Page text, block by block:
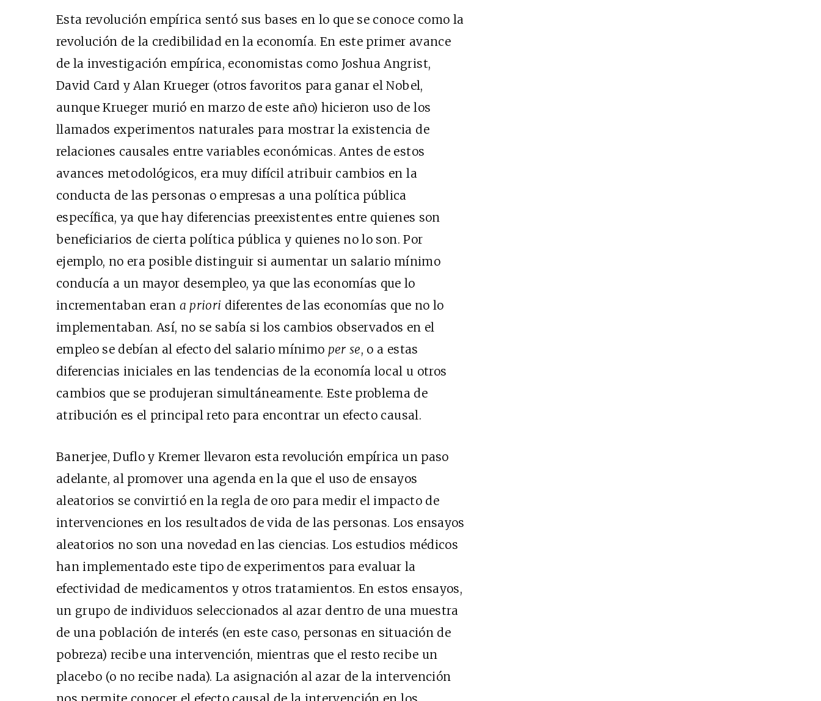
Esta revolución empírica sentó sus bases en lo que se conoce como la
revolución de la credibilidad en la economía. En este primer avance
de la investigación empírica, economistas como Joshua Angrist,
David Card y Alan Krueger (otros favoritos para ganar el Nobel,
aunque Krueger murió en marzo de este año) hicieron uso de los
llamados experimentos naturales para mostrar la existencia de
relaciones causales entre variables económicas. Antes de estos
avances metodológicos, era muy difícil atribuir cambios en la
conducta de las personas o empresas a una política pública
específica, ya que hay diferencias preexistentes entre quienes son
beneficiarios de cierta política pública y quienes no lo son. Por
ejemplo, no era posible distinguir si aumentar un salario mínimo
conducía a un mayor desempleo, ya que las economías que lo
incrementaban eran a priori diferentes de las economías que no lo
implementaban. Así, no se sabía si los cambios observados en el
empleo se debían al efecto del salario mínimo per se, o a estas
diferencias iniciales en las tendencias de la economía local u otros
cambios que se produjeran simultáneamente. Este problema de
atribución es el principal reto para encontrar un efecto causal.
Banerjee, Duflo y Kremer llevaron esta revolución empírica un paso
adelante, al promover una agenda en la que el uso de ensayos
aleatorios se convirtió en la regla de oro para medir el impacto de
intervenciones en los resultados de vida de las personas. Los ensayos
aleatorios no son una novedad en las ciencias. Los estudios médicos
han implementado este tipo de experimentos para evaluar la
efectividad de medicamentos y otros tratamientos. En estos ensayos,
un grupo de individuos seleccionados al azar dentro de una muestra
de una población de interés (en este caso, personas en situación de
pobreza) recibe una intervención, mientras que el resto recibe un
placebo (o no recibe nada). La asignación al azar de la intervención